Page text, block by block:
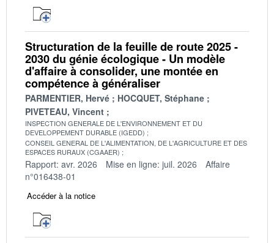
Structuration de la feuille de route 2025 -
2030 du génie écologique - Un modèle
d'affaire à consolider, une montée en
compétence à généraliser
PARMENTIER, Hervé
HOCQUET, Stéphane
PIVETEAU, Vincent
INSPECTION GENERALE DE L'ENVIRONNEMENT ET DU
DEVELOPPEMENT DURABLE (IGEDD)
CONSEIL GENERAL DE L'ALIMENTATION, DE L'AGRICULTURE ET DES
ESPACES RURAUX (CGAAER)
Rapport: avr. 2026 Mise en ligne: juil. 2026
Affaire
n°016438-01
Accéder à la notice